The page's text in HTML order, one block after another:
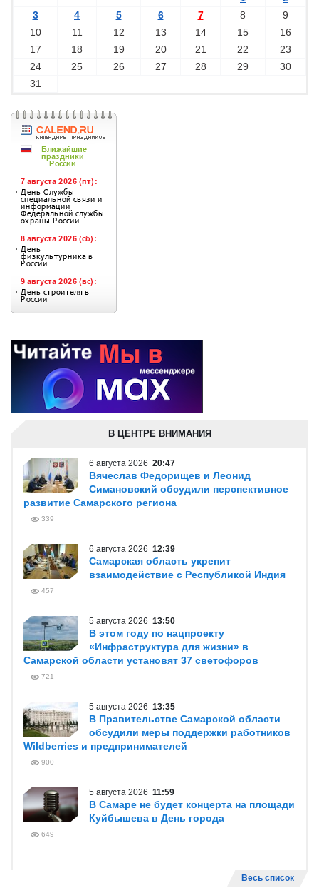
3
4 5 6 7 8
9
10
11 12 13 14 15
16
17
18 19 20 21 22
23
24
25 26 27 28 29
30
31
В ЦЕНТРЕ ВНИМАНИЯ
6 августа 2026 20:47
Вячеслав Федорищев и Леонид
Симановский обсудили перспективное
развитие Самарского региона
339
6 августа 2026 12:39
Самарская область укрепит
взаимодействие с Республикой Индия
457
5 августа 2026 13:50
В этом году по нацпроекту
«Инфраструктура для жизни» в
Самарской области установят 37 светофоров
721
5 августа 2026 13:35
В Правительстве Самарской области
обсудили меры поддержки работников
Wildberries и предпринимателей
900
5 августа 2026 11:59
В Самаре не будет концерта на площади
Куйбышева в День города
649
Весь список